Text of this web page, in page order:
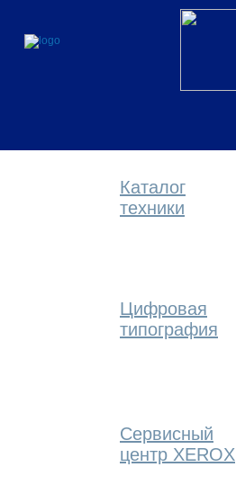
Каталог
техники
Цифровая
типография
Сервисный
центр XEROX